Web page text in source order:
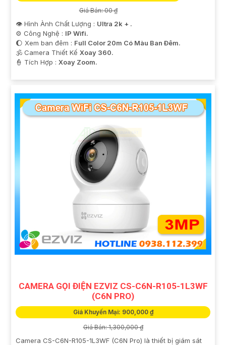
Giá Bán: 00 ₫
👁 Hình Ành Chất Lượng : Ultra 2k + .
⚙ Công Nghệ : IP Wifi.
🌔 Xem ban đêm : Full Color 20m Có Màu Ban Ðêm.
🕉️ Camera Thiết Kế Xoay 360.
️👮 Tích Hợp : Xoay Zoom.
CAMERA GỌI ĐIỆN EZVIZ CS-C6N-R105-1L3WF
(C6N PRO)
Giá Khuyến Mại: 900,000 ₫
Giá Bán: 1,300,000 ₫
Camera CS-C6N-R105-1L3WF (C6N Pro) là thiết bị giám sát